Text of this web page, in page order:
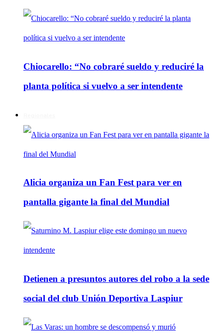
Chiocarello: “No cobraré sueldo y reduciré la
planta política si vuelvo a ser intendente
Alicia organiza un Fan Fest para ver en
pantalla gigante la final del Mundial
Detienen a presuntos autores del robo a la sede
social del club Unión Deportiva Laspiur